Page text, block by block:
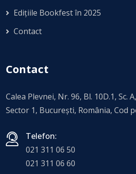
Edițiile Bookfest în 2025
Contact
Contact
Calea Plevnei, Nr. 96, Bl. 10D.1, Sc.
Sector 1, Bucureşti, România, Cod
Telefon:
021 311 06 50
021 311 06 60